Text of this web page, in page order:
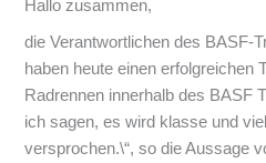
Hallo zusammen,
die Verantwortlichen des BASF-
haben heute einen erfolgreichen
Radrennen innerhalb des BASF
ich sagen, es wird klasse und
versprochen.\“, so die Aussage